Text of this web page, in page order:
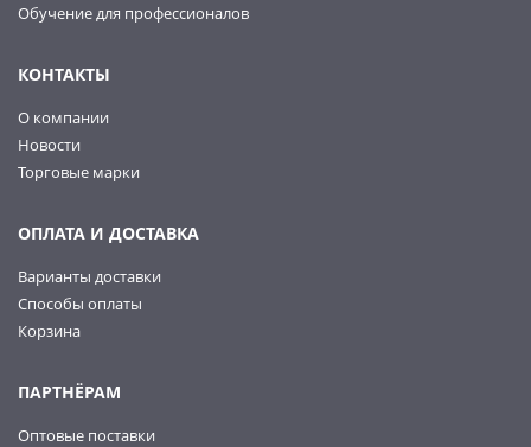
Обучение для профессионалов
КОНТАКТЫ
О компании
Новости
Торговые марки
ОПЛАТА И ДОСТАВКА
Варианты доставки
Способы оплаты
Корзина
ПАРТНЁРАМ
Оптовые поставки